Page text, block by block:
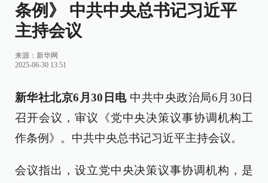
条例》 中共中央总书记习近平
主持会议
来源： 新华网
2025-06-30 13:51
新华社北京6月30日电中共中央政治局6月30日
召开会议，审议《党中央决策议事协调机构工
作条例》。中共中央总书记习近平主持会议。
会议指出，设立党中央决策议事协调机构，是